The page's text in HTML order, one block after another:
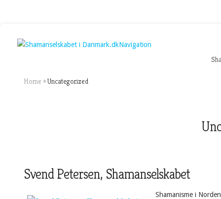
Navigation
Home »Uncategorized
Svend Petersen, Shamanselskabet
Shamanisme i